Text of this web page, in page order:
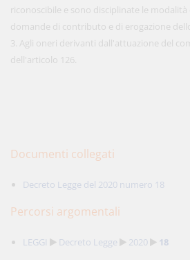
riconoscibile e sono disciplinate le
domande di contributo e di erogazione
3. Agli oneri derivanti dall'attuazione del
dell'articolo 126.
Documenti collegati
Decreto Legge del 2020 numero 18
Percorsi argomentali
LEGGI Decreto Legge 2020 18